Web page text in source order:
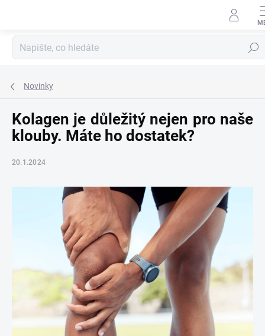
Hledat
Novinky
Kolagen je důležitý nejen pro naše
klouby. Máte ho dostatek?
20.1.2024